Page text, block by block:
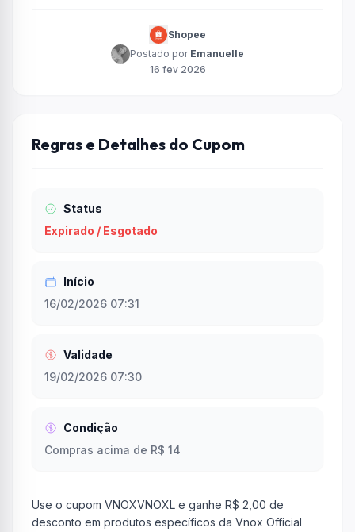
Shopee
Postado por Emanuelle
16 fev 2026
Regras e Detalhes do Cupom
Status
Expirado / Esgotado
Início
16/02/2026 07:31
Validade
19/02/2026 07:30
Condição
Compras acima de R$ 14
Use o cupom VNOXVNOXL e ganhe R$ 2,00 de
desconto em produtos específicos da Vnox Official